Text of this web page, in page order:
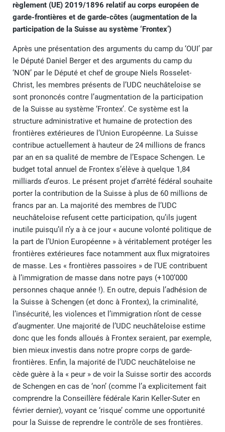
règlement (UE) 2019/1896 relatif au corps européen de
garde-frontières et de garde-côtes (augmentation de la
participation de la Suisse au système ‘Frontex’)
Après une présentation des arguments du camp du ‘OUI’ par
le Député Daniel Berger et des arguments du camp du
‘NON’ par le Député et chef de groupe Niels Rosselet-
Christ, les membres présents de l’UDC neuchâteloise se
sont prononcés contre l’augmentation de la participation
de la Suisse au système ‘Frontex’. Ce système est la
structure administrative et humaine de protection des
frontières extérieures de l’Union Européenne. La Suisse
contribue actuellement à hauteur de 24 millions de francs
par an en sa qualité de membre de l’Espace Schengen. Le
budget total annuel de Frontex s’élève à quelque 1,84
milliards d’euros. Le présent projet d’arrêté fédéral souhaite
porter la contribution de la Suisse à plus de 60 millions de
francs par an. La majorité des membres de l’UDC
neuchâteloise refusent cette participation, qu’ils jugent
inutile puisqu’il n’y a à ce jour « aucune volonté politique de
la part de l’Union Européenne » à véritablement protéger les
frontières extérieures face notamment aux flux migratoires
de masse. Les « frontières passoires » de l’UE contribuent
à l’immigration de masse dans notre pays (+100’000
personnes chaque année !). En outre, depuis l’adhésion de
la Suisse à Schengen (et donc à Frontex), la criminalité,
l’insécurité, les violences et l’immigration n’ont de cesse
d’augmenter. Une majorité de l’UDC neuchâteloise estime
donc que les fonds alloués à Frontex seraient, par exemple,
bien mieux investis dans notre propre corps de garde-
frontières. Enfin, la majorité de l’UDC neuchâteloise ne
cède guère à la « peur » de voir la Suisse sortir des accords
de Schengen en cas de ‘non’ (comme l’a explicitement fait
comprendre la Conseillère fédérale Karin Keller-Suter en
février dernier), voyant ce ‘risque’ comme une opportunité
pour la Suisse de reprendre le contrôle de ses frontières.